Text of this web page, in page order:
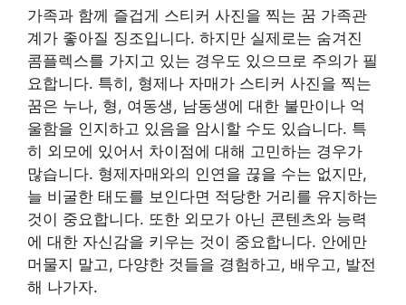
가족과 함께 즐겁게 스티커 사진을 찍는 꿈 가족관
계가 좋아질 징조입니다. 하지만 실제로는 숨겨진
콤플렉스를 가지고 있는 경우도 있으므로 주의가 필
요합니다. 특히, 형제나 자매가 스티커 사진을 찍는
꿈은 누나, 형, 여동생, 남동생에 대한 불만이나 억
울함을 인지하고 있음을 암시할 수도 있습니다. 특
히 외모에 있어서 차이점에 대해 고민하는 경우가
많습니다. 형제자매와의 인연을 끊을 수는 없지만,
늘 비굴한 태도를 보인다면 적당한 거리를 유지하는
것이 중요합니다. 또한 외모가 아닌 콘텐츠와 능력
에 대한 자신감을 키우는 것이 중요합니다. 안에만
머물지 말고, 다양한 것들을 경험하고, 배우고, 발전
해 나가자.